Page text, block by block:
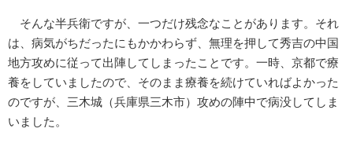
そんな半兵衛ですが、一つだけ残念なことがあります。それ
は、病気がちだったにもかかわらず、無理を押して秀吉の中国
地方攻めに従って出陣してしまったことです。一時、京都で療
養をしていましたので、そのまま療養を続けていればよかった
のですが、三木城（兵庫県三木市）攻めの陣中で病没してしま
いました。